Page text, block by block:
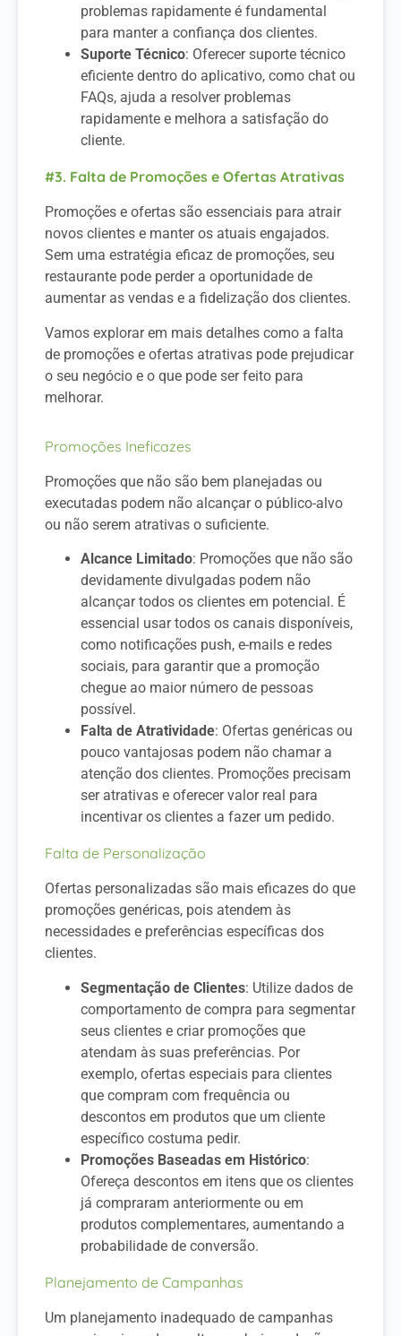
problemas rapidamente é fundamental
para manter a confiança dos clientes.
Suporte Técnico: Oferecer suporte técnico
eficiente dentro do aplicativo, como chat ou
FAQs, ajuda a resolver problemas
rapidamente e melhora a satisfação do
cliente.
#3. Falta de Promoções e Ofertas Atrativas
Promoções e ofertas são essenciais para atrair
novos clientes e manter os atuais engajados.
Sem uma estratégia eficaz de promoções, seu
restaurante pode perder a oportunidade de
aumentar as vendas e a fidelização dos clientes.
Vamos explorar em mais detalhes como a falta
de promoções e ofertas atrativas pode prejudicar
o seu negócio e o que pode ser feito para
melhorar.
Promoções Ineficazes
Promoções que não são bem planejadas ou
executadas podem não alcançar o público-alvo
ou não serem atrativas o suficiente.
Alcance Limitado: Promoções que não são
devidamente divulgadas podem não
alcançar todos os clientes em potencial. É
essencial usar todos os canais disponíveis,
como notificações push, e-mails e redes
sociais, para garantir que a promoção
chegue ao maior número de pessoas
possível.
Falta de Atratividade: Ofertas genéricas ou
pouco vantajosas podem não chamar a
atenção dos clientes. Promoções precisam
ser atrativas e oferecer valor real para
incentivar os clientes a fazer um pedido.
Falta de Personalização
Ofertas personalizadas são mais eficazes do que
promoções genéricas, pois atendem às
necessidades e preferências específicas dos
clientes.
Segmentação de Clientes: Utilize dados de
comportamento de compra para segmentar
seus clientes e criar promoções que
atendam às suas preferências. Por
exemplo, ofertas especiais para clientes
que compram com frequência ou
descontos em produtos que um cliente
específico costuma pedir.
Promoções Baseadas em Histórico:
Ofereça descontos em itens que os clientes
já compraram anteriormente ou em
produtos complementares, aumentando a
probabilidade de conversão.
Planejamento de Campanhas
Um planejamento inadequado de campanhas